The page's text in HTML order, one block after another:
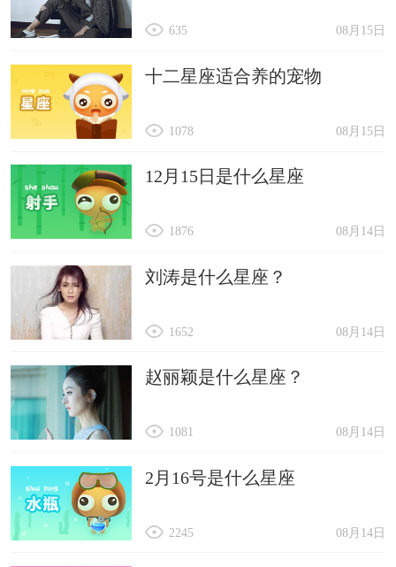
08月15日
635
十二星座适合养的宠物
08月15日
1078
12月15日是什么星座
08月14日
1876
刘涛是什么星座？
08月14日
1652
赵丽颖是什么星座？
08月14日
1081
2月16号是什么星座
08月14日
2245